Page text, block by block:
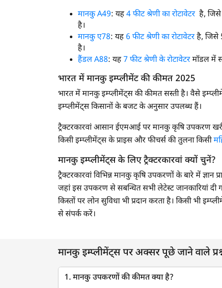
पॉवर वीडर
मानकु A49: यह4 फीट श्रेणी का रोटावेटर है, जिसे
है।
मानकु ए78: यह6 फीट श्रेणी का रोटावेटरहै, जिसे
है।
हैंडल A88: यह7 फीट श्रेणी के रोटावेटरमॉडल में
भारत में मानकु इम्प्लीमेंट की कीमत 2025
भारत में मानकु इम्प्लीमेंट्स की कीमत सस्ती है। वैसे
इम्प्लीमेंट्स किसानों के बजट के अनुसार उपलब्ध हैं।
ट्रैक्टरकारवां आसान ईएमआई पर मानकु कृषि उपकरण
किसी इम्प्लीमेंट्स के प्राइस और फीचर्स की तुलना किसी
मानकु इम्प्लीमेंट्स के लिए ट्रैक्टरकारवां क्यों चुनें?
ट्रैक्टरकारवां विभिन्न मानकु कृषि उपकरणों के बारे में
जहां इस उपकरण से सबन्धित सभी लेटेस्ट जानकारियां दी
किस्तों पर लोन सुविधा भी प्रदान करता है। किसी भी
से संपर्क करें।
मानकु इम्प्लीमेंट्स पर अक्सर पूछे जाने वाले
1. मानकु उपकरणों की कीमत क्या है?